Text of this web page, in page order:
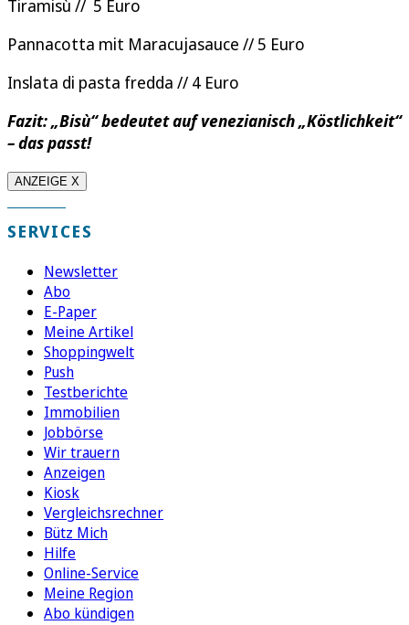
Tiramisù // 5 Euro
Pannacotta mit Maracujasauce // 5 Euro
Inslata di pasta fredda // 4 Euro
Fazit: „Bisù“ bedeutet auf venezianisch „Köstlichkeit“
– das passt!
ANZEIGE X
SERVICES
Newsletter
Abo
E-Paper
Meine Artikel
Shoppingwelt
Push
Testberichte
Immobilien
Jobbörse
Wir trauern
Anzeigen
Kiosk
Vergleichsrechner
Bütz Mich
Hilfe
Online-Service
Meine Region
Abo kündigen